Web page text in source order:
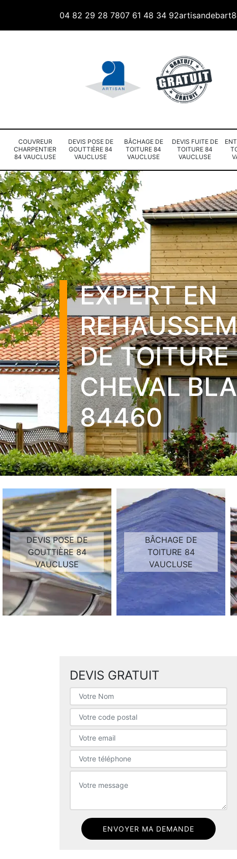
04 82 29 28 7807 61 48 34 92
COUVREUR
CHARPENTIER
84 VAUCLUSE
DEVIS POSE DE
GOUTTIÈRE 84
VAUCLUSE
BÂCHAGE DE
TOITURE 84
VAUCLUSE
DEVIS FUITE DE
TOITURE 84
VAUCLUSE
EXPERT EN
DE TOITURE
CHEVAL
84460
DEVIS POSE DE
GOUTTIÈRE 84
VAUCLUSE
BÂCHAGE DE
TOITURE 84
VAUCLUSE
DEVIS GRATUIT